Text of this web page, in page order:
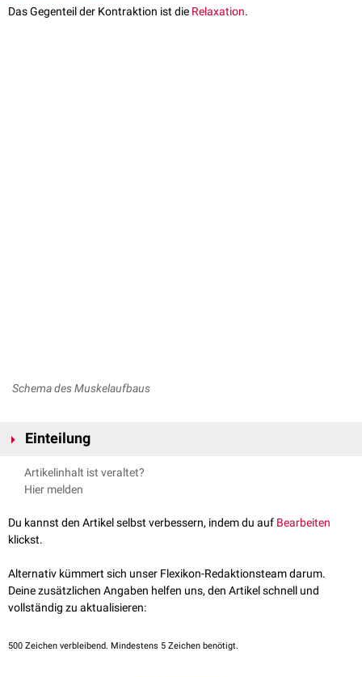
Das Gegenteil der Kontraktion ist die Relaxation.
Schema des Muskelaufbaus
Einteilung
Isotonische Kontraktion
Isometrische Kontraktion
: Die Länge des Muskels bleibt gleich, die
Muskelspannung ändert sich.
Isotonische bzw. nichtisometrische Kontraktionen kann man weiter
exzentrische Kontraktion: Die Muskellänge vergrößert sich, die
Artikelinhalt ist veraltet?
Hier melden
Du kannst den Artikel selbst verbessern, indem du auf Bearbeiten
klickst.
Alternativ kümmert sich unser Flexikon-Redaktionsteam darum.
Deine zusätzlichen Angaben helfen uns, den Artikel schnell und
vollständig zu aktualisieren:
500 Zeichen verbleibend. Mindestens 5 Zeichen benötigt.